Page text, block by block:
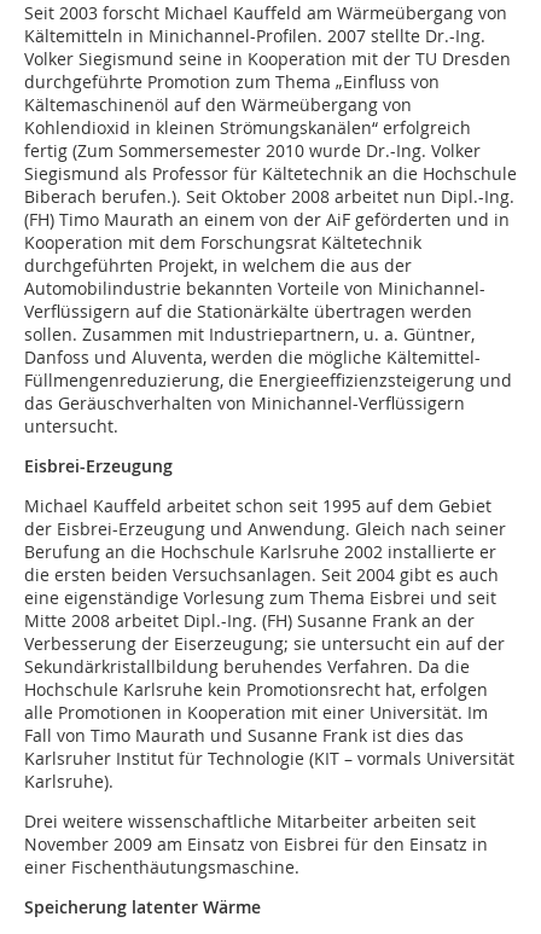
Seit 2003 forscht Michael Kauffeld am Wärmeübergang von
Kältemitteln in Minichannel-Profilen. 2007 stellte Dr.-Ing.
Volker Siegismund seine in Kooperation mit der TU Dresden
durchgeführte Promotion zum Thema „Einfluss von
Kältemaschinenöl auf den Wärmeübergang von
Kohlendioxid in kleinen Strömungskanälen“ erfolgreich
fertig (Zum Sommersemester 2010 wurde Dr.-Ing. Volker
Siegismund als Professor für Kältetechnik an die Hochschule
Biberach berufen.). Seit Oktober 2008 arbeitet nun Dipl.-Ing.
(FH) Timo Maurath an einem von der AiF geförderten und in
Kooperation mit dem Forschungsrat Kältetechnik
durchgeführten Projekt, in welchem die aus der
Automobilindustrie bekannten Vorteile von Minichannel-
Verflüssigern auf die Stationärkälte übertragen werden
sollen. Zusammen mit Industriepartnern, u. a. Güntner,
Danfoss und Aluventa, werden die mögliche Kältemittel-
Füllmengenreduzierung, die Energieeffizienzsteigerung und
das Geräuschverhalten von Minichannel-Verflüssigern
untersucht.
Eisbrei-Erzeugung
Michael Kauffeld arbeitet schon seit 1995 auf dem Gebiet
der Eisbrei-Erzeugung und Anwendung. Gleich nach seiner
Berufung an die Hochschule Karlsruhe 2002 installierte er
die ersten beiden Versuchsanlagen. Seit 2004 gibt es auch
eine eigenständige Vorlesung zum Thema Eisbrei und seit
Mitte 2008 arbeitet Dipl.-Ing. (FH) Susanne Frank an der
Verbesserung der Eiserzeugung; sie untersucht ein auf der
Sekundärkristallbildung beruhendes Verfahren. Da die
Hochschule Karlsruhe kein Promotionsrecht hat, erfolgen
alle Promotionen in Kooperation mit einer Universität. Im
Fall von Timo Maurath und Susanne Frank ist dies das
Karlsruher Institut für Technologie (KIT – vormals Universität
Karlsruhe).
Drei weitere wissenschaftliche Mitarbeiter arbeiten seit
November 2009 am Einsatz von Eisbrei für den Einsatz in
einer Fischenthäutungsmaschine.
Speicherung latenter Wärme